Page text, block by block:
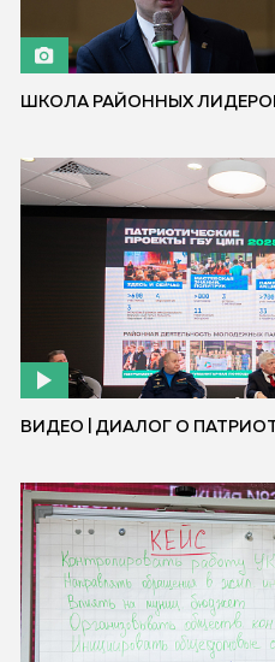
ШКОЛА РАЙОННЫХ ЛИДЕРОВ
ВИДЕО | ДИАЛОГ О